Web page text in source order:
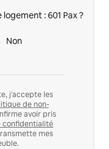
: 601 Pax ?
Non
j'accepte les
de non-
avoir pris
confidentialité
mes